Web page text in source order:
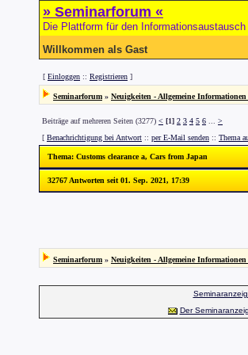
» Seminarforum «
Die Plattform für den
Willkommen als Gast
[ Einloggen :: Registrieren ]
Seminarforum » Neuigkeiten - Allgemeine
Beiträge auf mehreren Seiten (3277) < [1] 2 3 4 5 6
>
[ Benachrichtigung bei Antwort :: per E-Mail senden :: Thema
Thema: Customs clearance a, Cars from Japan
32767 Antworten seit 01. Sep. 2021, 17:39
Seminarforum » Neuigkeiten - Allgemeine
Der